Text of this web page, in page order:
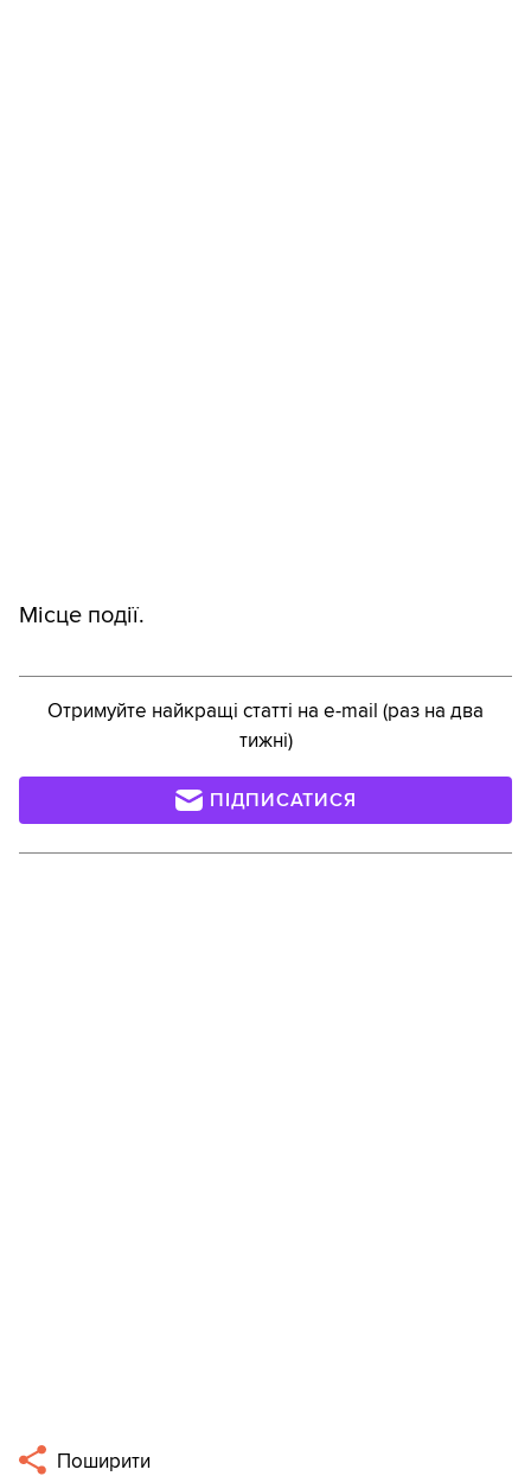
Місце події.
Отримуйте найкращі статті на e-mail (раз на два
тижні)
ПІДПИСАТИСЯ
Поширити